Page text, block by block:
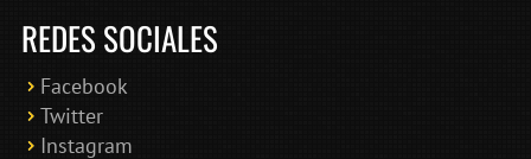
REDES SOCIALES
Facebook
Twitter
Instagram